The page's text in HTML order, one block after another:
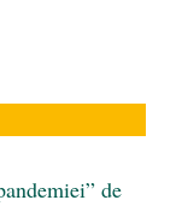
de